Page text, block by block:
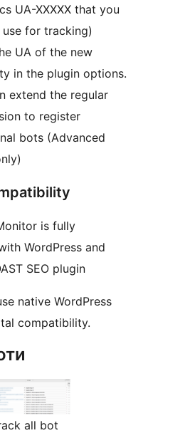
UA-XXXXX that you
use for tracking)
UA of the new
in the plugin options.
extend the regular
to register
bots (Advanced
is fully
WordPress and
SEO plugin
native WordPress
compatibility.
all bot